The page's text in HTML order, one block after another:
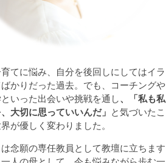
てに悩み、自分を後回しにしてはイラ
かりだった過去。でも、コーチングや
いった出会いや挑戦を通し、「私も私
大切に思っていいんだ」
と気づいたこ
が優しく変わりました。
念願の専任教員として教壇に立ちます